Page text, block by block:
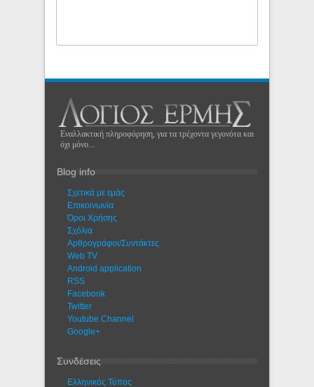
Εναλλακτική πληροφόρηση, για τα τρέχοντα γεγονότα και
όχι μόνο...
Blog info
Σχετικά με εμάς
Eπικοινωνία
Όροι Χρήσης
Σχόλια
Αρθρογράφοι/Συντάκτες
Web TV
Android application
RSS
Facebook
Twitter
Youtube Channel
Google+
Συνδέσεις
Ελληνικός Τύπος